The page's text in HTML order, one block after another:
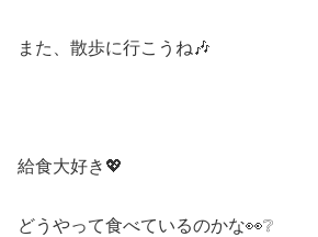
また、散歩に行こうね🎶
給食大好き💖
どうやって食べているのかな👀❔